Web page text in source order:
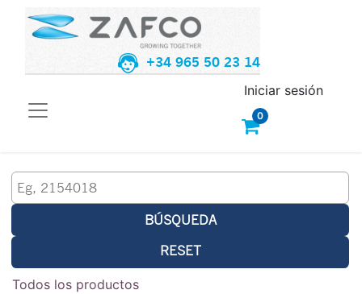
+34 965 50 23 14
0
Iniciar sesión
BÚSQUEDA
RESET
Todos los productos